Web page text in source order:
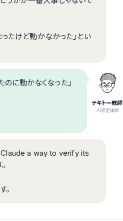
たけど動かなかった」とい
テキトー教師
.AI認定講師
のに動かなくなった」
Claude a way to verify its
。